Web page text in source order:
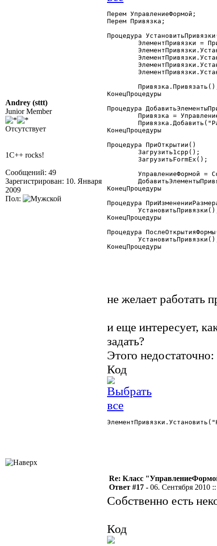
Andrey (sttt)
Junior Member
Отсутствует
1C++ rocks!
Сообщений: 49
Зарегистрирован: 10. Января
2009
Пол:
Перем УправлениеФормой;
Перем Привязка;
Процедура
КонецПроцедуры
Процедура
КонецПроцедуры
Процедура ПриОткрытии()
Загрузить1cpp();
ЗагрузитьFormEx();
КонецПроцедуры
Процедура
КонецПроцедуры
Процедура
КонецПроцедуры
не желает работать
и еще интересует,
задать?
Этого недостаточно:
Код
Re: Класс
Ответ #17 - 06. Сентября 2010
Собственно есть
Код